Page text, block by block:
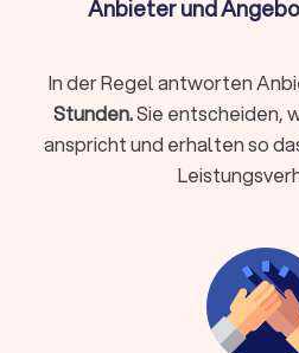
Betten, Schränke
Halteverbotszonen:Einholen
Aufstellen der Schilder
Entsorgung & Reinigung:
stabile
Schutzfolien, Matratzenhüllen
Anbieter und
In der Regel antworten
Stunden.Sie entscheiden,
anspricht und erhalten so